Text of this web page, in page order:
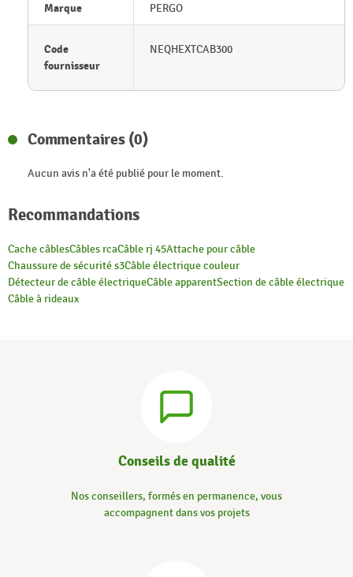
Marque PERGO
Code
fournisseur
NEQHEXTCAB300
Commentaires (0)
Aucun avis n'a été publié pour le moment.
Recommandations
Cache câblesCâbles rcaCâble rj 45Attache pour câble
Chaussure de sécurité s3Câble électrique couleur
Détecteur de câble électriqueCâble apparentSection de câble électrique
Câble à rideaux
Conseils de qualité
Nos conseillers, formés en permanence, vous
accompagnent dans vos projets